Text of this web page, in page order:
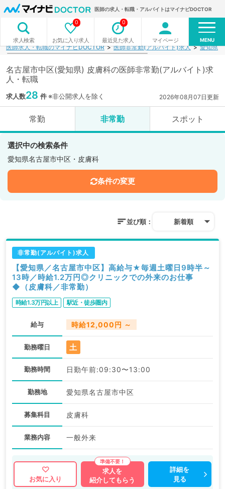
医師の求人・転職・アルバイトはマイナビDOCTOR
求人検索 お気に入り求人
0
最近見た求人
0
マイページ MENU
医師求人・転職のマイナビDOCTOR 医師非常勤(アルバイト)求人 愛知県
名古屋市中区(愛知県) 皮膚科の医師非常勤(アルバイト)求
人・転職
求人数28 件※非公開求人を除く 2026年08月07日更新
常勤 非常勤 スポット
選択中の検索条件
愛知県名古屋市中区・皮膚科
条件の変更
並び順： 新着順
非常勤(アルバイト)求人
【愛知県／名古屋市中区】高給与★毎週土曜日9時半～
13時／時給1.2万円◎クリニックでの外来のお仕事
◆（皮膚科／非常勤）
時給1.3万円以上 駅近・徒歩圏内
給与 時給12,000円 ～
勤務曜日 土
勤務時間 日勤午前:09:30〜13:00
勤務地 愛知県名古屋市中区
募集科目 皮膚科
業務内容 一般外来
お気に入り
求人を
紹介してもらう
詳細を
見る